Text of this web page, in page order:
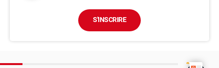
S'INSCRIRE